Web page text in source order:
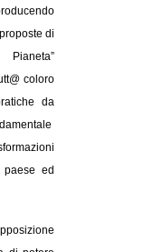
di
Pianeta”
coloro
da
ed